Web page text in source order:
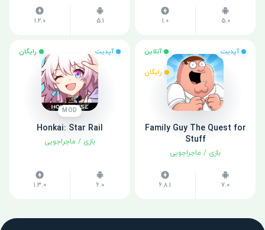
5.0
1.0
5.1
1.2.0
آپدیت آنلاین
رایگان
Family Guy The Quest for
Stuff
بازی / ماجراجویی
7.0
6.8.1
آپدیت رایگان
MOD
Honkai: Star Rail
بازی / ماجراجویی
6.0
1.3.0